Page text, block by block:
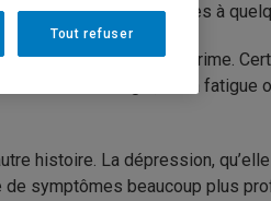
de quelques heures à
pas synonyme de déprime.
niveau d’énergie, de la fatigue
histoire. La dépression,
symptômes beaucoup plus
Tout refuser